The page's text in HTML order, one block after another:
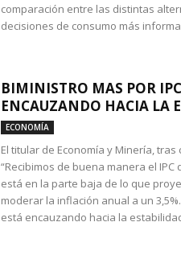
comparación entre las distintas
decisiones de consumo más
BIMINISTRO MAS POR
ENCAUZANDO HACIA LA
ECONOMÍA
El titular de Economía y Minería,
“Recibimos de buena manera el
está en la parte baja de lo que
moderar la inflación anual a un
está encauzando hacia la